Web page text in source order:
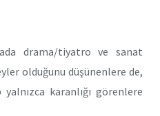
drama/tiyatro ve sanat
olduğunu düşünenlere de,
karanlığı görenlere